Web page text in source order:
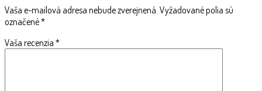
Vaša e-mailová adresa nebude zverejnená. Vyžadované polia sú
označené*
Vaša recenzia *